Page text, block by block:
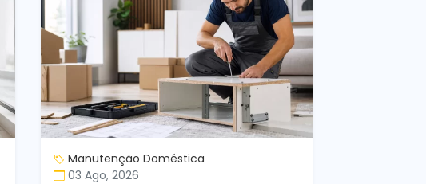
Manutenção Doméstica
03 Ago, 2026